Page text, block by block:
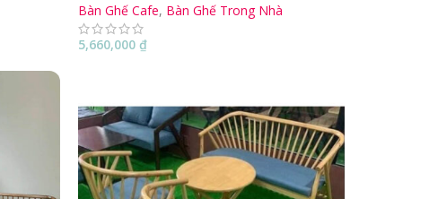
Bàn Ghế Cafe, Bàn Ghế Trong Nhà
5,660,000₫